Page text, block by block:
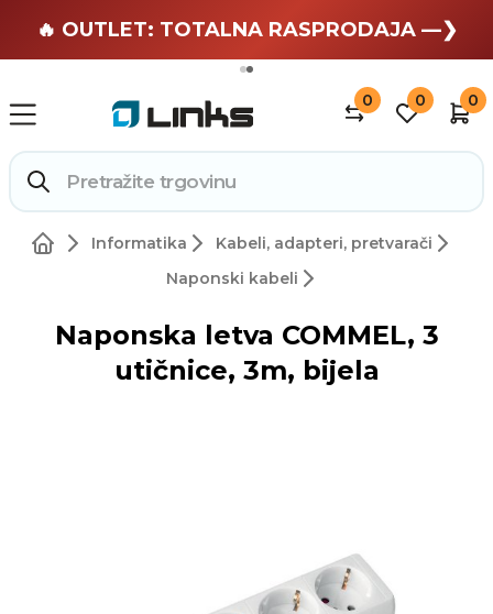
🏄 Zaslužuješ odmor —❯
🔥 OUTLET: TOTALNA RASPRODAJA —❯
0 0 0
Informatika
Kabeli, adapteri, pretvarači
Naponski kabeli
Naponska letva COMMEL, 3
utičnice, 3m, bijela